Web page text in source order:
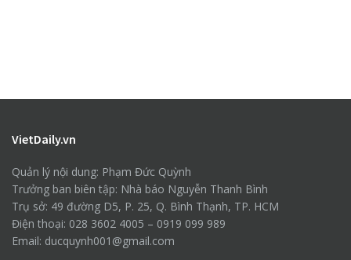
VietDaily.vn
Quản lý nội dung: Phạm Đức Quỳnh
Trưởng ban biên tập: Nhà báo Nguyễn Thanh Bình
Trụ sở: 49 đường D5, P. 25, Q. Bình Thạnh, TP. HCM
Điện thoại: 028 3602 4005 – 0919 099 989
Email: ducquynh001@gmail.com